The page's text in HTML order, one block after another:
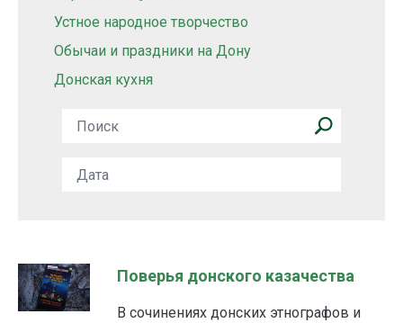
Устное народное творчество
Обычаи и праздники на Дону
Донская кухня
Поверья донского казачества
В сочинениях донских этнографов и